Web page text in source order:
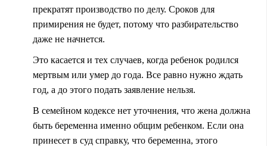
прекратят производство по делу. Сроков для
примирения не будет, потому что разбирательство
даже не начнется.
Это касается и тех случаев, когда ребенок родился
мертвым или умер до года. Все равно нужно ждать
год, а до этого подать заявление нельзя.
В семейном кодексе нет уточнения, что жена должна
быть беременна именно общим ребенком. Если она
принесет в суд справку, что беременна, этого